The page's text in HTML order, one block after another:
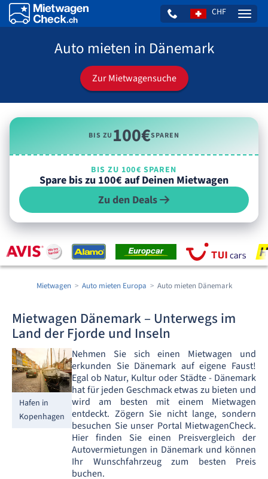
CHF
Auto mieten in Dänemark
Zur Mietwagensuche
BIS ZU100€SPAREN
BIS ZU 100€ SPAREN
Spare bis zu 100€ auf Deinen Mietwagen
Zu den Deals
Mietwagen Auto mieten Europa Auto mieten Dänemark
Mietwagen Dänemark – Unterwegs im
Land der Fjorde und Inseln
Hafen in
Kopenhagen
Nehmen Sie sich einen Mietwagen und
erkunden Sie Dänemark auf eigene Faust!
Egal ob Natur, Kultur oder Städte - Dänemark
hat für jeden Geschmack etwas zu bieten und
wird am besten mit einem Mietwagen
entdeckt. Zögern Sie nicht lange, sondern
besuchen Sie unser Portal MietwagenCheck.
Hier finden Sie einen Preisvergleich der
Autovermietungen in Dänemark und können
Ihr Wunschfahrzeug zum besten Preis
buchen.